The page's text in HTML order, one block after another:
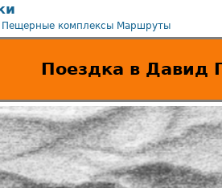
Пещерные комплексы Маршруты
Поездка в Давид